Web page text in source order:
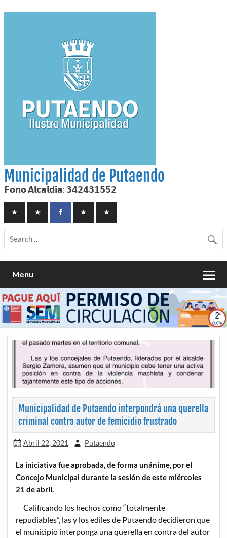
to
Municipalidad de Putaendo
𝗙𝗼𝗻𝗼 𝗔𝗹𝗰𝗮𝗹𝗱𝗶́𝗮: 𝟯𝟰𝟮𝟰𝟯𝟭𝟱𝟱𝟮
Menu
Municipalidad de Putaendo interpondrá una querella
criminal contra autor de femicidio frustrado
Abril 22, 2021 Putaendo
La iniciativa fue aprobada, de forma unánime, por el
Concejo Municipal durante la sesión de este miércoles
21 de abril.
Calificando los hechos como “totalmente
repudiables”, las y los ediles de Putaendo decidieron que
el municipio interponga una querella en contra del autor